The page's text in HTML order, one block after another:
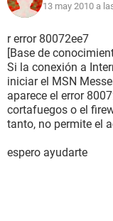
13 may 2010 a
r error 80072ee7
[Base de
Si la conexión a
iniciar el MSN
aparece el error
cortafuegos o el
tanto, no permite el
espero ayudarte